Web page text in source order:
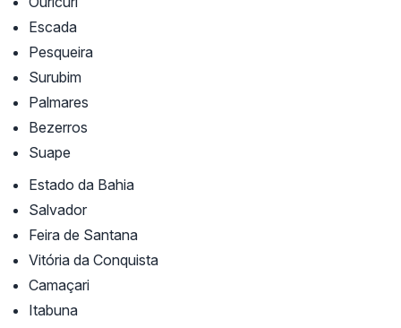
Escada
Pesqueira
Surubim
Palmares
Bezerros
Suape
Estado da Bahia
Salvador
Feira de Santana
Vitória da Conquista
Camaçari
Itabuna